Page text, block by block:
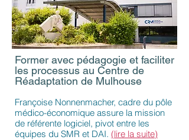
Former avec pédagogie et faciliter
les processus au Centre de
Réadaptation de Mulhouse
Françoise Nonnenmacher, cadre du pôle
médico-économique assure la mission
de référente logiciel, pivot entre les
équipes du SMR et DAI. (lire la suite)